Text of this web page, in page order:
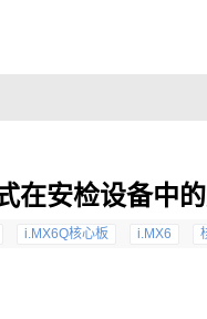
在安检设备中
i.MX6Q核心板 i.MX6